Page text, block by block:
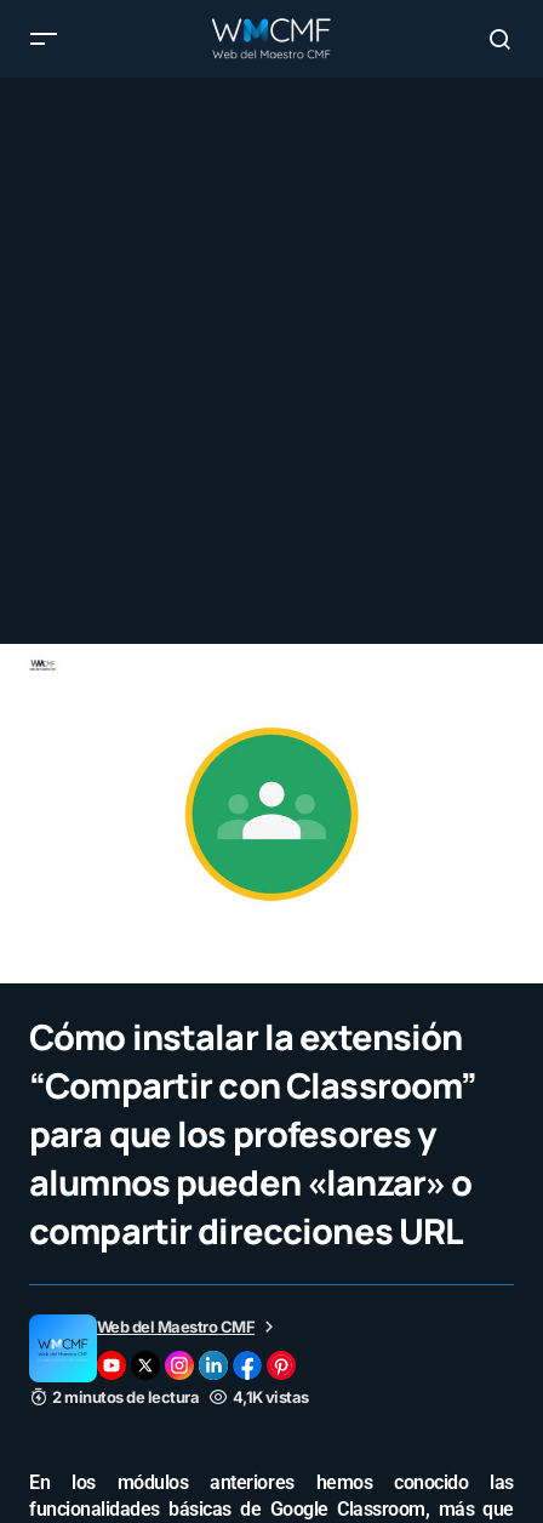
Cómo instalar la extensión
“Compartir con Classroom”
para que los profesores y
alumnos pueden «lanzar» o
compartir direcciones URL
Web del Maestro CMF
2 minutos de lectura 4,1K vistas
En los módulos anteriores hemos conocido las
funcionalidades básicas de Google Classroom, más que